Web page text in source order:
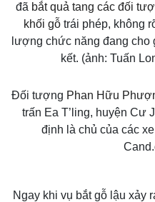
đã bắt quả tang các đối
khối gỗ trái phép, không
lượng chức năng đang cho
kết. (ảnh: Tuấn
Đối tượng Phan Hữu
trấn Ea T’ling, huyện Cư
định là chủ của các
Ngay khi vụ bắt gỗ lậu xảy